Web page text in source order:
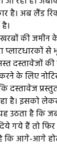
है। अब लैंड
की
प्लाटधारकों
दस्तावेजों की
के लिए
दस्तावेज प्रस्तुत
है। इसको
उठता है कि
गये हैं तो फिर
कि आगे-आगे